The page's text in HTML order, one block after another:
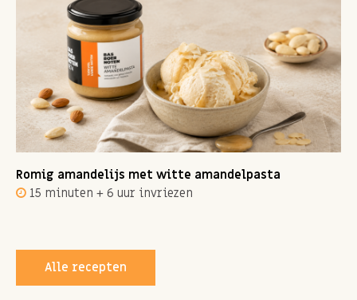
Romig amandelijs met witte amandelpasta
15 minuten + 6 uur invriezen
Alle recepten